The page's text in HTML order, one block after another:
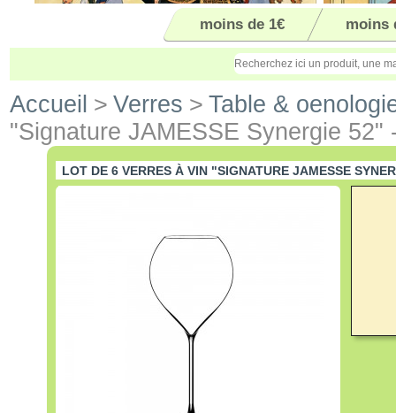
moins de 1€ moins
Accueil > Verres > Table &
"Signature JAMESSE Synergie
LOT DE 6 VERRES À VIN "SIGNATURE JAMESSE